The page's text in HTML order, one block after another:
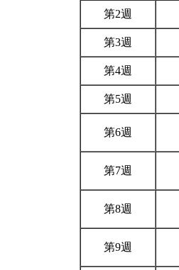
第2週
第3週
第4週
第5週
第6週
第7週
第8週
第9週